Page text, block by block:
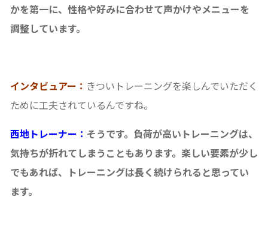
かを第一に、性格や好みに合わせて声かけやメニューを
調整しています。
インタビュアー： きついトレーニングを楽しんでいただく
ために工夫されているんですね。
西地トレーナー： そうです。負荷が高いトレーニングは、
気持ちが折れてしまうこともあります。楽しい要素が少し
でもあれば、トレーニングは長く続けられると思ってい
ます。